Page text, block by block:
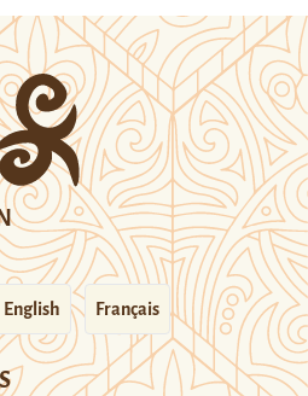
English Français